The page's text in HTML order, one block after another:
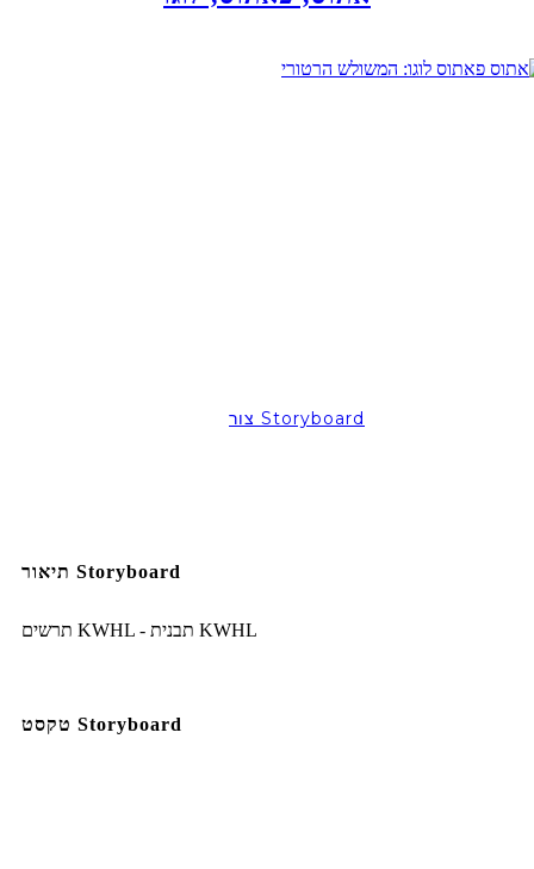
צור Storyboard
תיאור Storyboard
תרשים KWHL - תבנית KWHL
טקסט Storyboard